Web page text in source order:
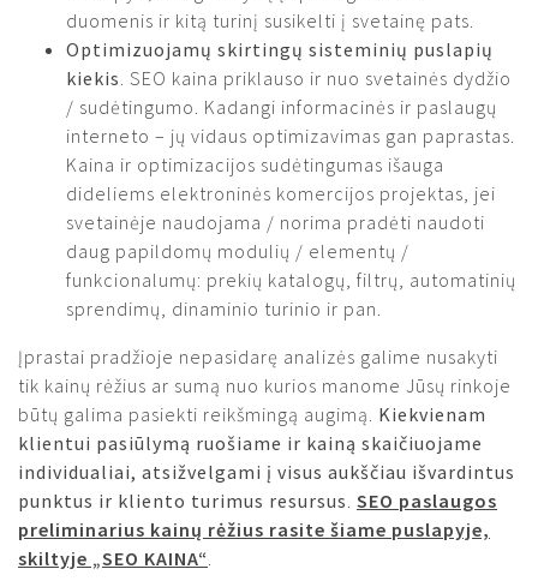
duomenis ir kitą turinį susikelti į svetainę pats.
Optimizuojamų skirtingų sisteminių puslapių
kiekis. SEO kaina priklauso ir nuo svetainės dydžio
/ sudėtingumo. Kadangi informacinės ir paslaugų
interneto – jų vidaus optimizavimas gan paprastas.
Kaina ir optimizacijos sudėtingumas išauga
dideliems elektroninės komercijos projektas, jei
svetainėje naudojama / norima pradėti naudoti
daug papildomų modulių / elementų /
funkcionalumų: prekių katalogų, filtrų, automatinių
sprendimų, dinaminio turinio ir pan.
Įprastai pradžioje nepasidarę analizės galime nusakyti
tik kainų rėžius ar sumą nuo kurios manome Jūsų rinkoje
būtų galima pasiekti reikšmingą augimą. Kiekvienam
klientui pasiūlymą ruošiame ir kainą skaičiuojame
individualiai, atsižvelgami į visus aukščiau išvardintus
punktus ir kliento turimus resursus. SEO paslaugos
preliminarius kainų rėžius rasite šiame puslapyje,
skiltyje „SEO KAINA“.